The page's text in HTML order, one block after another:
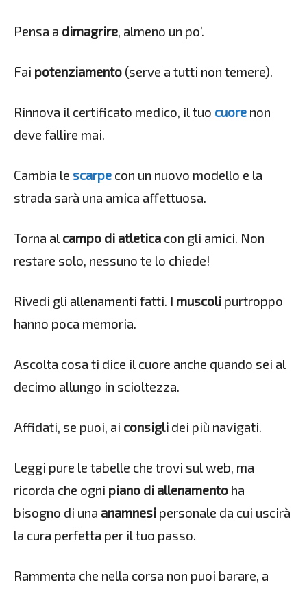
Pensa a dimagrire, almeno un po’.
Fai potenziamento (serve a tutti non temere).
Rinnova il certificato medico, il tuo cuore non
deve fallire mai.
Cambia le scarpe con un nuovo modello e la
strada sarà una amica affettuosa.
Torna al campo di atletica con gli amici. Non
restare solo, nessuno te lo chiede!
Rivedi gli allenamenti fatti. I muscoli purtroppo
hanno poca memoria.
Ascolta cosa ti dice il cuore anche quando sei al
decimo allungo in scioltezza.
Affidati, se puoi, ai consigli dei più navigati.
Leggi pure le tabelle che trovi sul web, ma
ricorda che ogni piano di allenamento ha
bisogno di una anamnesi personale da cui uscirà
la cura perfetta per il tuo passo.
Rammenta che nella corsa non puoi barare, a